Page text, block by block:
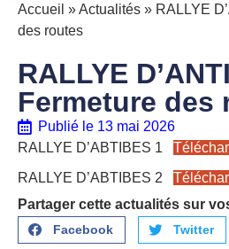
Accueil »Actualités » RALLYE
des routes
RALLYE
Fermeture des
Publié le 13 mai 2026
RALLYE D’ABTIBES 1
RALLYE D’ABTIBES 2
Partager cette actualités sur
Facebook Twitter